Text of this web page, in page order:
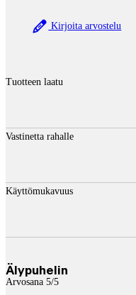
Kirjoita arvostelu
Tuotteen laatu
Vastinetta rahalle
Käyttömukavuus
Älypuhelin
Arvosana 5/5